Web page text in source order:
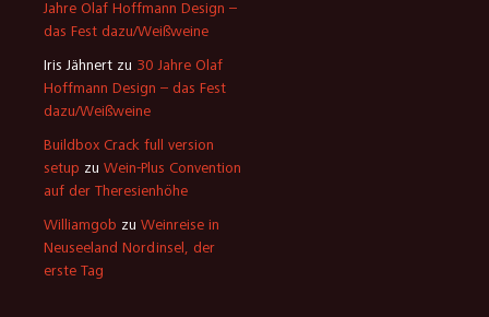
Jahre Olaf Hoffmann Design –
das Fest dazu/Weißweine
Iris Jähnert zu 30 Jahre Olaf
Hoffmann Design – das Fest
dazu/Weißweine
Buildbox Crack full version
setup zu Wein-Plus Convention
auf der Theresienhöhe
Williamgob zu Weinreise in
Neuseeland Nordinsel, der
erste Tag